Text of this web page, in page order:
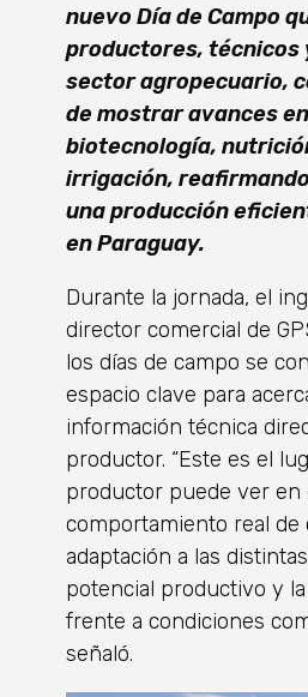
nuevo Día de Campo
productores, técnicos
sector agropecuario,
de mostrar avances
biotecnología,
irrigación,
una producción
en Paraguay.
Durante la jornada, el
director comercial de
los días de campo se
espacio clave para
información técnica
productor. “Este es el
productor puede ver en
comportamiento real de
adaptación a las
potencial productivo y
frente a condiciones
señaló.